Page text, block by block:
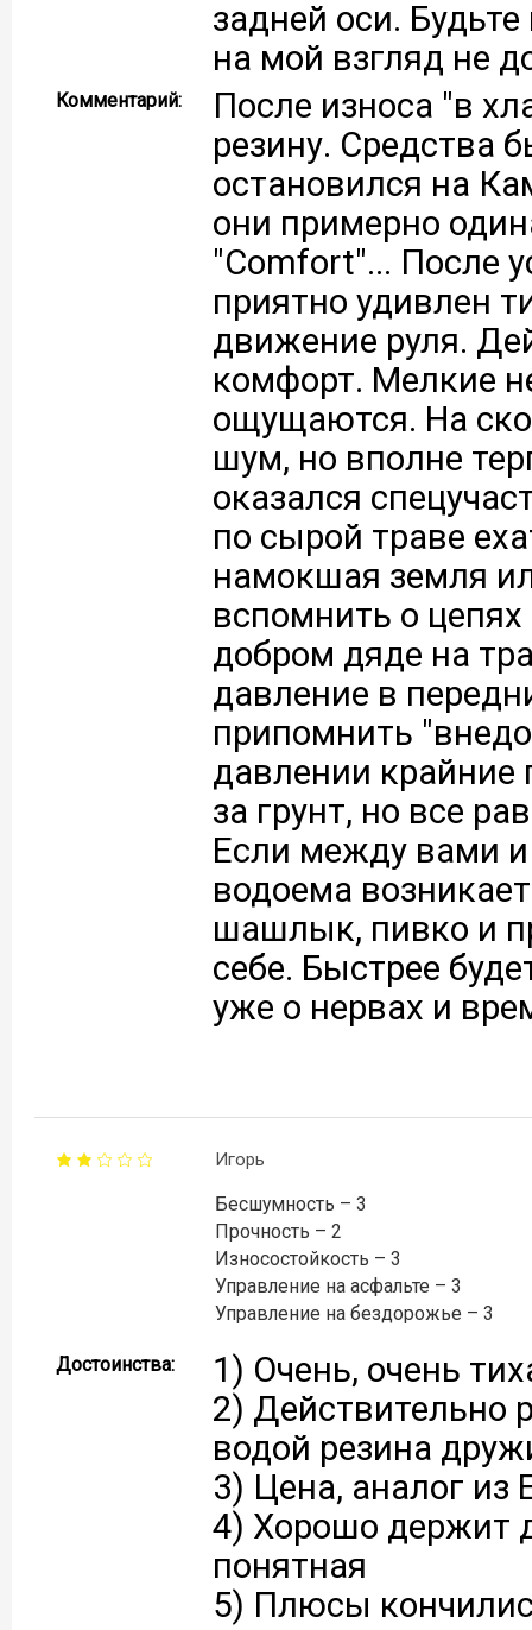
задней оси.
на мой взгляд не
Комментарий:
После износа "в
резину. Средства
остановился на
они примерно
"Comfort"... После
приятно удивлен
движение руля.
комфорт. Мелкие
ощущаются. На
шум, но вполне
оказался
по сырой траве
намокшая земля
вспомнить о
добром дяде на
давление в
припомнить
давлении крайние
за грунт, но все
Если между вами и
водоема
шашлык, пивко и
себе. Быстрее
уже о нервах и
Игорь
Бесшумность – 3
Прочность – 2
Износостойкость – 3
Управление на асфальте – 3
Управление на бездорожье – 3
Достоинства:
1) Очень, очень
2) Действительно
водой резина
3) Цена, аналог из
4) Хорошо держит
понятная
5) Плюсы